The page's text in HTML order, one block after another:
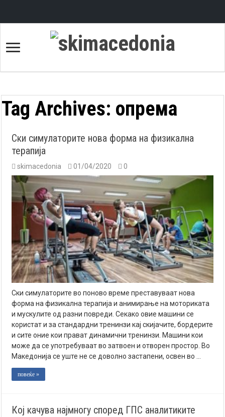
Tag Archives: опрема
Ски симулаторите нова форма на физикална
терапија
skimacedonia 01/04/2020 0
Ски симулаторите во поново време преставуваат нова
форма на физикална терапија и анимирање на моториката
и мускулите од разни повреди. Секако овие машини се
користат и за стандардни тренинзи кај скијачите, бордерите
и сите оние кои прават динамични тренинзи. Машини кои
може да се употребуваат во затвоен и отворен простор. Во
Македонија се уште не се доволно застапени, освен во …
повеќе »
Кој качува најмногу според ГПС аналитиките